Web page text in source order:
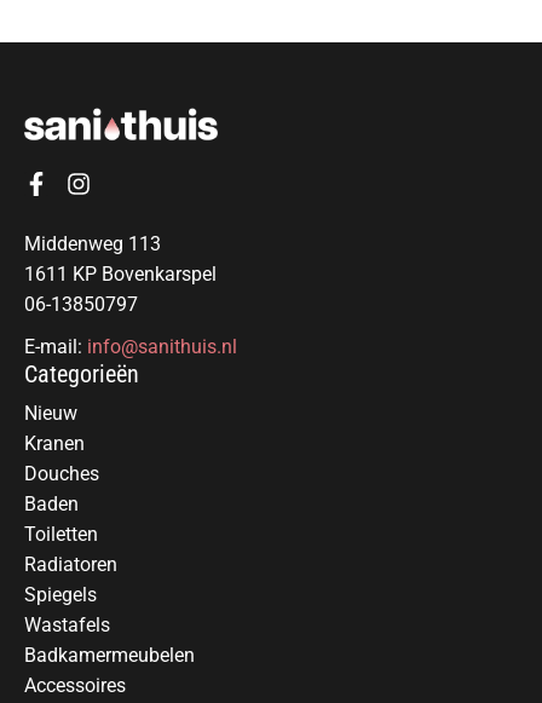
Middenweg 113
1611 KP Bovenkarspel
06-13850797
E-mail: info@sanithuis.nl
Categorieën
Nieuw
Kranen
Douches
Baden
Toiletten
Radiatoren
Spiegels
Wastafels
Badkamermeubelen
Accessoires